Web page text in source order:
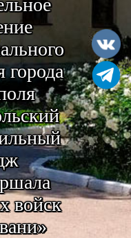
города
войск